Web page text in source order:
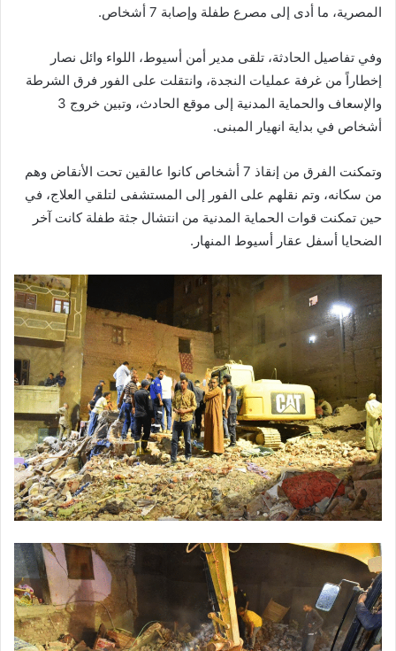
المصرية، ما أدى إلى مصرع طفلة وإصابة 7 أشخاص.
وفي تفاصيل الحادثة، تلقى مدير أمن أسيوط، اللواء وائل نصار
إخطاراً من غرفة عمليات النجدة، وانتقلت على الفور فرق الشرطة
والإسعاف والحماية المدنية إلى موقع الحادث، وتبين خروج 3
أشخاص في بداية انهيار المبنى.
وتمكنت الفرق من إنقاذ 7 أشخاص كانوا عالقين تحت الأنقاض وهم
من سكانه، وتم نقلهم على الفور إلى المستشفى لتلقي العلاج، في
حين تمكنت قوات الحماية المدنية من انتشال جثة طفلة كانت آخر
الضحايا أسفل عقار أسيوط المنهار.